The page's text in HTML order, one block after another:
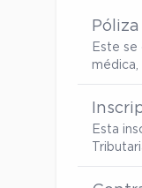
Este
Esta